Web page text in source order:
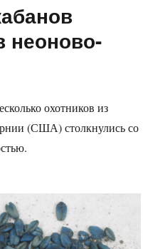
неоново-
охотников из
(США) столкнулись со